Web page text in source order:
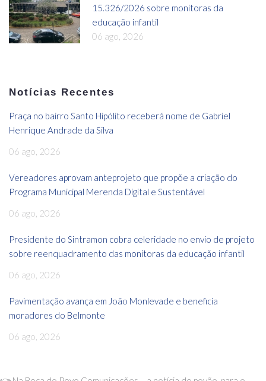
15.326/2026 sobre monitoras da
educação infantil
06 ago, 2026
Notícias Recentes
Praça no bairro Santo Hipólito receberá nome de Gabriel
Henrique Andrade da Silva
06 ago, 2026
Vereadores aprovam anteprojeto que propõe a criação do
Programa Municipal Merenda Digital e Sustentável
06 ago, 2026
Presidente do Sintramon cobra celeridade no envio de projeto
sobre reenquadramento das monitoras da educação infantil
06 ago, 2026
Pavimentação avança em João Monlevade e beneficia
moradores do Belmonte
06 ago, 2026